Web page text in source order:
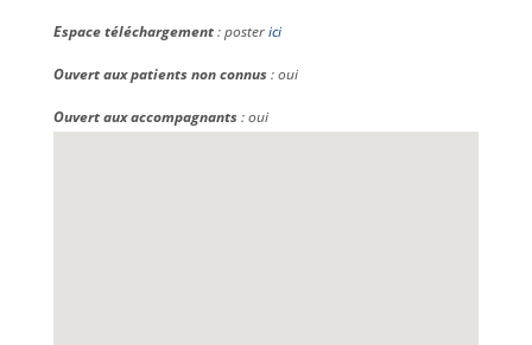
Espace téléchargement: posterici
Ouvert aux patients non connus: oui
Ouvert aux accompagnants: oui